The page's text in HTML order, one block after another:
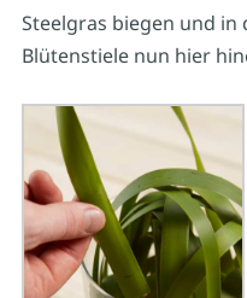
Steelgras biegen und in
Blütenstiele nun hier